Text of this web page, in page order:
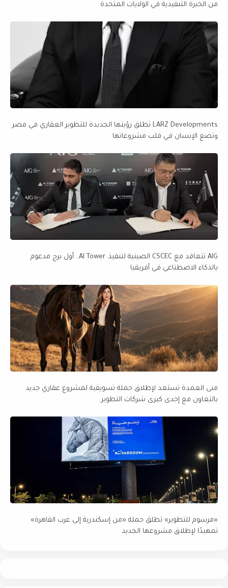
من الخبرة التنفيذية في الولايات المتحدة
LARZ Developments تطلق رؤيتها الجديدة للتطوير العقاري في مصر
وتضع الإنسان في قلب مشروعاتها
AIG تتعاقد مع CSCEC الصينية لتنفيذ AI Tower.. أول برج مدعوم
بالذكاء الاصطناعي في أفريقيا
منى العمدة تستعد لإطلاق حملة تسويقية لمشروع عقاري جديد
بالتعاون مع إحدى كبرى شركات التطوير
«مرسوم للتطوير» تطلق حملة «من إسكندرية إلى غرب القاهرة»
تمهيدًا لإطلاق مشروعها الجديد